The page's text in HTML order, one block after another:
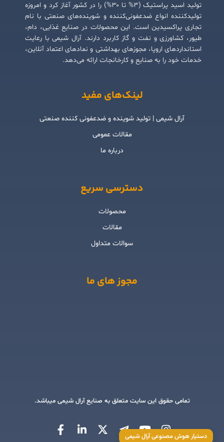
تولید اسید پراستیک (۳% تا ۳۰%) را در کشور آغاز کرد و امروزه
تولیدکننده انواع ضدعفونی‌کننده و شوینده‌های صنعتی با نام
تجاری پراکسیدین است. این محصولات در صنایع غذایی، دام،
طیور، کشاورزی و نفت و گاز کاربرد دارند. آرال شیمی با رعایت
استانداردهای اروپا، مجوزهای بهداشتی و نمادهای اعتماد آنلاین،
خدمات خود را به صنایع و کارخانجات ارائه می‌دهد.
لینک‌های مفید
آرال شیمی | تولید شوینده و ضدعفونی کننده صنعتی
مقالات عمومی
درباره ما
دسترسی سریع
محصولات
مقالات
سوالات متداول
مجوز های ما
تمامی حقوق این سایت متعلق به صنایع آرال شیمی میباشد.
دستیار هوش مصنوعی آرال شیمی